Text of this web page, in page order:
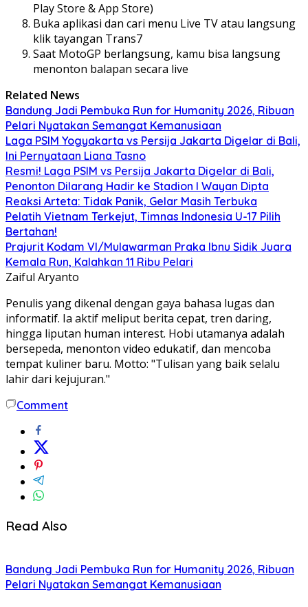
Play Store & App Store)
Buka aplikasi dan cari menu Live TV atau langsung
klik tayangan Trans7
Saat MotoGP berlangsung, kamu bisa langsung
menonton balapan secara live
Related News
Bandung Jadi Pembuka Run for Humanity 2026, Ribuan
Pelari Nyatakan Semangat Kemanusiaan
Laga PSIM Yogyakarta vs Persija Jakarta Digelar di Bali,
Ini Pernyataan Liana Tasno
Resmi! Laga PSIM vs Persija Jakarta Digelar di Bali,
Penonton Dilarang Hadir ke Stadion I Wayan Dipta
Reaksi Arteta: Tidak Panik, Gelar Masih Terbuka
Pelatih Vietnam Terkejut, Timnas Indonesia U-17 Pilih
Bertahan!
Prajurit Kodam VI/Mulawarman Praka Ibnu Sidik Juara
Kemala Run, Kalahkan 11 Ribu Pelari
Zaiful Aryanto
Penulis yang dikenal dengan gaya bahasa lugas dan
informatif. Ia aktif meliput berita cepat, tren daring,
hingga liputan human interest. Hobi utamanya adalah
bersepeda, menonton video edukatif, dan mencoba
tempat kuliner baru. Motto: "Tulisan yang baik selalu
lahir dari kejujuran."
Comment
Read Also
Bandung Jadi Pembuka Run for Humanity 2026, Ribuan
Pelari Nyatakan Semangat Kemanusiaan